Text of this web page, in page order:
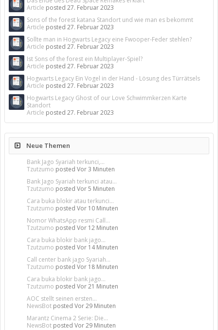
Article posted 27. Februar 2023
Sons of the forest katana Standort und wie man es bekommt
Article posted 27. Februar 2023
Sollte man in Hogwarts Legacy eine Fwooper-Feder stehlen?
Article posted 27. Februar 2023
Ist Sons of the forest ein Multiplayer-Spiel?
Article posted 27. Februar 2023
Hogwarts Legacy Ein Vogel in der Hand - Lösung des Türrätsels
Article posted 27. Februar 2023
Hogwarts Legacy Ghost of our Love Schwimmkerzen Karte
Standort
Article posted 27. Februar 2023
Neue Themen
Bank Jago Syariah terkunci,...
Tzutzumo posted Vor 3 Minuten
Bank Jago Syariah terkunci atau...
Tzutzumo posted Vor 5 Minuten
Cara buka blokir atau terkunci...
Tzutzumo posted Vor 10 Minuten
Nomor WhatsApp resmi Call...
Tzutzumo posted Vor 12 Minuten
Cara buka blokir bank jago...
Tzutzumo posted Vor 14 Minuten
Call center bank jago Syariah...
Tzutzumo posted Vor 18 Minuten
Cara buka blokir bank jago...
Tzutzumo posted Vor 21 Minuten
AOC stellt seinen ersten...
NewsBot posted Vor 29 Minuten
Marantz Cinema 2 Serie: Die...
NewsBot posted Vor 29 Minuten